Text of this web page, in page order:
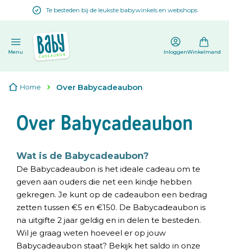
Te besteden bij de leukste babywinkels en webshops
Menu InloggenWinkelmand
Home Over Babycadeaubon
Over Babycadeaubon
Wat is de Babycadeaubon?
De Babycadeaubon is het ideale cadeau om te
geven aan ouders die net een kindje hebben
gekregen. Je kunt op de cadeaubon een bedrag
zetten tussen €5 en €150. De Babycadeaubon is
na uitgifte 2 jaar geldig en in delen te besteden.
Wil je graag weten hoeveel er op jouw
Babycadeaubon staat? Bekijk het saldo in onze